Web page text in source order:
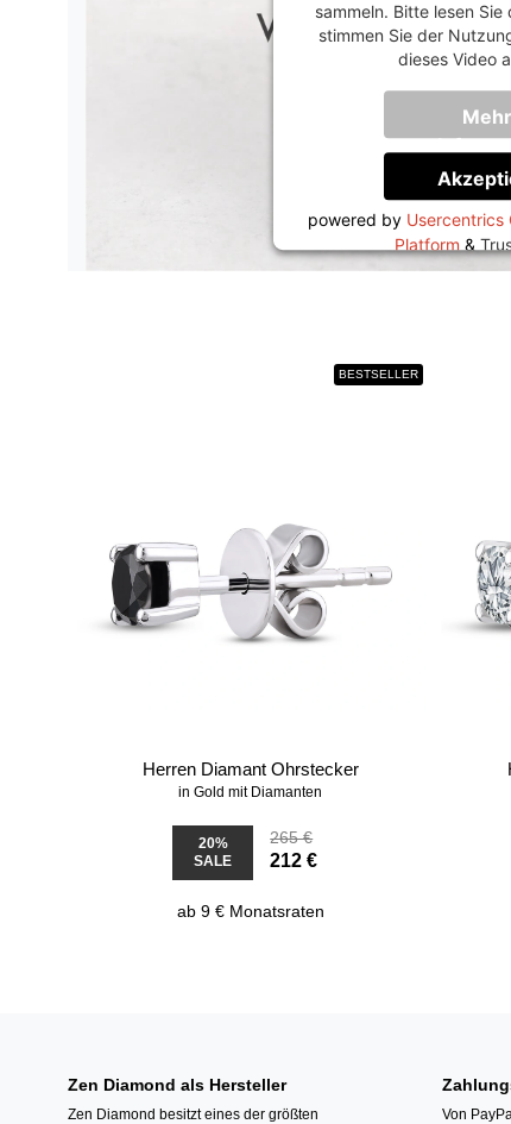
sammeln. Bitte lesen
stimmen Sie der
dieses Video
Mehr
powered by Usercentrics
Platform&
BESTSELLER
Herren Diamant Ohrstecker
in Gold mit Diamanten
20%
SALE
265 €
212 €
ab 9 € Monatsraten
Zen Diamond als Hersteller
Zen Diamond besitzt eines der größten
Von